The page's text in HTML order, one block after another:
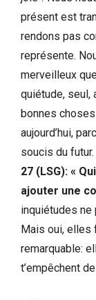
présent est
rendons pas
représente.
merveilleux
quiétude, seul,
bonnes
aujourd’hui,
soucis du
27 (LSG): «
ajouter une
inquiétudes ne
Mais oui, elles
remarquable:
t’empêchent